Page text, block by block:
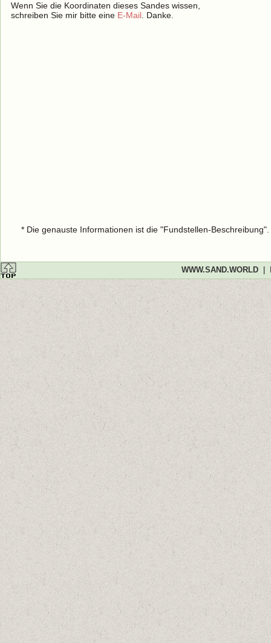
Wenn Sie die Koordinaten dieses Sandes wissen,
schreiben Sie mir bitte eine E-Mail . Danke.
* Die genauste Informationen ist die "Fundstellen-
WWW.SAND.WORLD|